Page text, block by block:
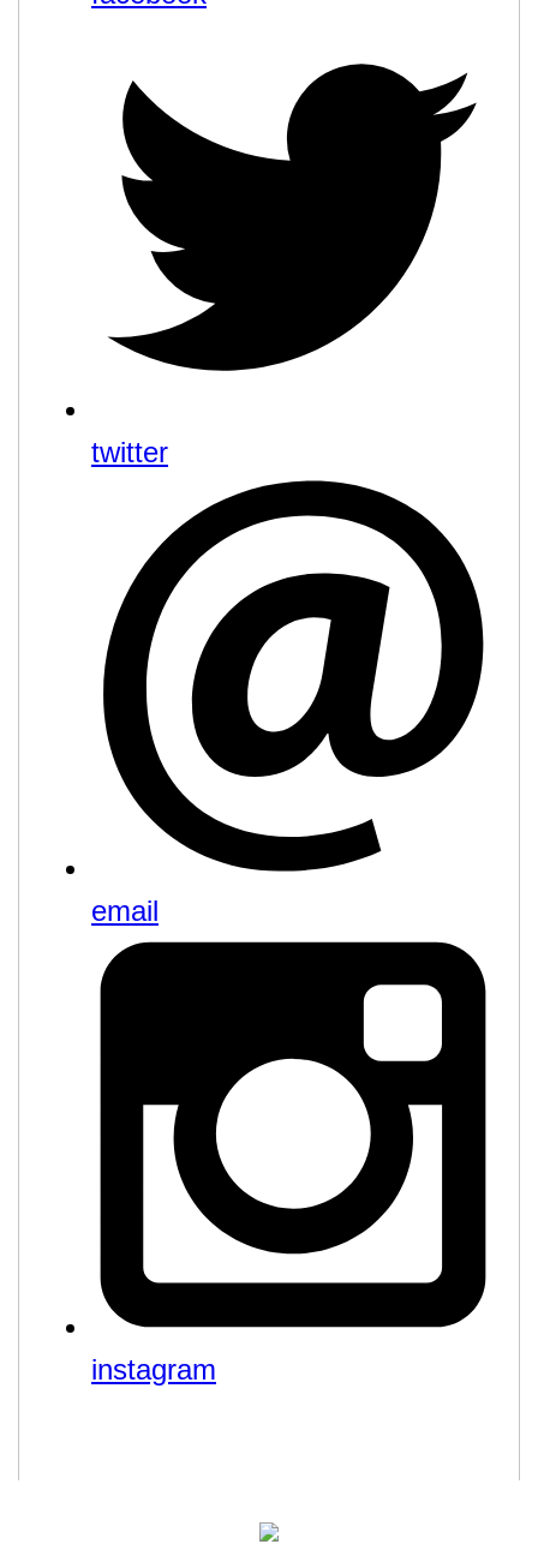
twitter
email
instagram